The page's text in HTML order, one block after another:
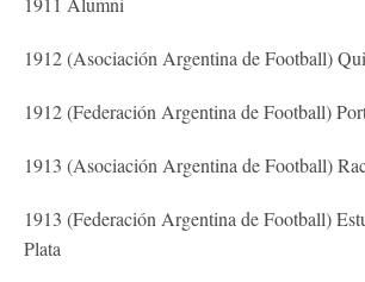
1912 (Asociación Argentina de Football)
1912 (Federación Argentina de Football)
1913 (Asociación Argentina de Football)
1913 (Federación Argentina de Football)
Plata